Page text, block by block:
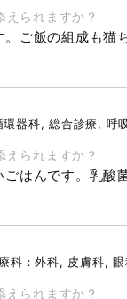
られますか？
ご飯の組成も猫
器科, 総合診療, 呼吸
られますか？
はんです。乳酸
科：外科, 皮膚科, 眼
られますか？